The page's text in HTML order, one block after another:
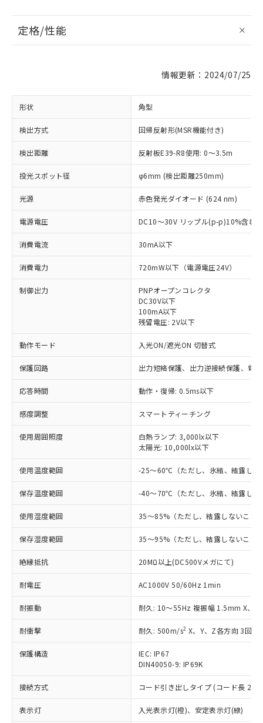
定格/性能
情報更新：2024/07/25
形状 角型
検出方式 回帰反射形(MSR機能付き)
検出距離 反射板E39-R8使用: 0～3.5m
投光スポット径 φ6mm (検出距離250mm)
光源 赤色発光ダイオード (624 nm)
電源電圧 DC10～30V リップル(p-p)10%含む
消費電流 30mA以下
消費電力 720mW以下（電源電圧24V）
制御出力
PNPオープンコレクタ
DC30V以下
100mA以下
残留電圧: 2V以下
動作モード 入光ON/遮光ON 切替式
保護回路 出力短絡保護、出力逆接続保護、電
応答時間 動作・復帰: 0.5ms以下
感度調整 スマートティーチング
使用周囲照度
白熱ランプ: 3,000lx以下
太陽光: 10,000lx以下
使用温度範囲 -25～60℃（ただし、氷結、結露しな
保存温度範囲 -40～70℃（ただし、氷結、結露しな
使用湿度範囲 35～85%（ただし、結露しないこと
保存湿度範囲 35～95%（ただし、結露しないこと
絶縁抵抗 20MΩ以上(DC500Vメガにて)
耐電圧 AC1000V 50/60Hz 1min
耐振動 耐久: 10～55Hz 複振幅 1.5mm X、Y
耐衝撃 耐久: 500m/s2 X、Y、Z各方向 3回
保護構造
IEC: IP67
DIN40050-9: IP69K
接続方式 コード引き出しタイプ (コード長 2m)
表示灯 入光表示灯(橙)、安定表示灯(緑)
ご利用条件
以下の条件をお読みいただき、同意のうえ
ご利用ください。
商品の当社在庫状況および標準価格
(税抜)を提供させていただくもので
当社制御機器事業取扱商品の中には、
本サービスの対象外となる商品もある
ことをご了承ください。
在庫状況および標準価格照会結果は、
記載している更新日時点での社内デー
タに基づき作成されるものであり、閲
覧された時点での実際の在庫および標
準価格とは異なる場合があることをご
※1 対応状況
対応済み：EU RoHS指令（10物質）の
非含有に対応した製品が提供可能な商品で
対応予定：EU RoHS指令（10物質）の非含
有に対応した製品に切り替える予定のある
商品です。
対応予定なし：EU RoHS指令（10物質）の
非含有に非対応の商品で、対応品を出す予
定はありません。
調査・確認中：EU RoHS指令（10物質）の
非含有の対応状況を調査中または確認中の
非該当品：ライセンス料など無形物で、有
害物質有無と関係のない商品です。
仕入先様の事情により、非含有部品として
むを得ず変更することがあります。
*EU RoHS指令（10物質）：
鉛(Pb) 1000ppm以下、 水銀(Hg) 1000ppm以下、 カド
六価クロム(Cr(Ⅵ)) 1000ppm以下、ポリ臭化ビフェニル
※1 中国RoHS○×表
「○」：最大均質材料含有率が中国RoHSの
基準値以下であることを示します。
「×」：最大均質材料含有率が中国RoHSの
基準値を超えていることを示します。
「－」：未確認です。当社販売部門へお問
Cr(Ⅵ)(六価クロム) : 1000ppm、 PBBs(ポリ臭化ビフェ
当社は、これら貴社製品のうち、外国
為替および外国貿易法に定める商品
（以下｢規制貨物等」という）を輸出
または国外への提供する場合は、日本
国政府の輸出許可(または役務取引許
可)を取得するなどの必要な手続きを